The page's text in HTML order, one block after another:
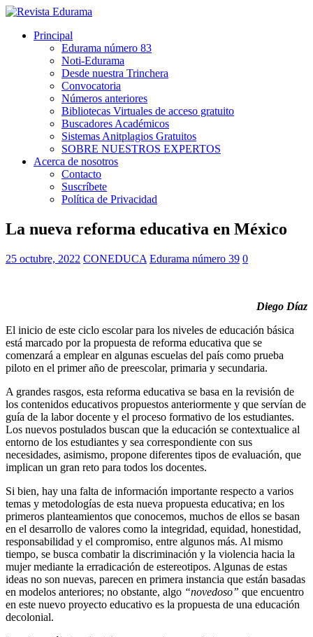
Principal
Edurama número 83
Noti-Edurama
Desde nuestra Trinchera
Convocatoria
Números anteriores
Bibliotecas Virtuales de acceso gratuito
Buscadores Académicos
Sistemas Anitplagios Gratuitos
SOBRE NUESTROS EXPERTOS
Acerca de nosotros
Contacto
Suscríbete
Política de Privacidad
La nueva reforma educativa en México
25 octubre, 2022 CONEDUCA Edurama número 39 0
Diego Díaz
El inicio de este ciclo escolar para los niveles de educación básica
está marcado por la propuesta de reforma educativa que se
comenzará a emplear en algunas escuelas del país como prueba
piloto en el primer año de preescolar, primaria y secundaria.
A grandes rasgos, esta reforma educativa se basa en la revisión de
los contenidos educativos propuestos anteriormente y que servían de
guía de la labor docente y el proceso formativo de los estudiantes.
Los nuevos postulados buscan que la educación se contextualice al
entorno de los estudiantes y sea correspondiente con sus
necesidades, asimismo, propone diferentes tipos de evaluación, que
implican un gran reto para todos los docentes.
Si bien, hay una falta de información importante respecto a varios
temas y metodologías de esta nueva propuesta educativa; en los
primeros planteamientos que conocemos, muchos de ellos se basan
en el desarrollo de valores como la integridad, equidad, honestidad,
responsabilidad y el compromiso, entre algunos más. Al mismo
tiempo, se busca combatir la discriminación y la violencia hacia la
mujer mediante la erradicación de estereotipos. Algunas de estas
ideas no son nuevas, parecen en primera instancia que están basadas
en modelos anteriores; no obstante, algo “novedoso” que encuentro
en este nuevo proyecto educativo es la propuesta de una educación
decolonial.